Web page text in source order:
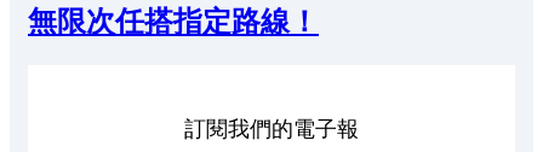
無限次任搭指定路線！
訂閱我們的電子報